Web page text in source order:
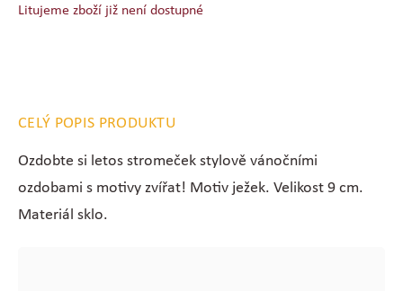
Litujeme zboží již není dostupné
CELÝ POPIS PRODUKTU
Ozdobte si letos stromeček stylově vánočními
ozdobami s motivy zvířat! Motiv ježek. Velikost 9 cm.
Materiál sklo.